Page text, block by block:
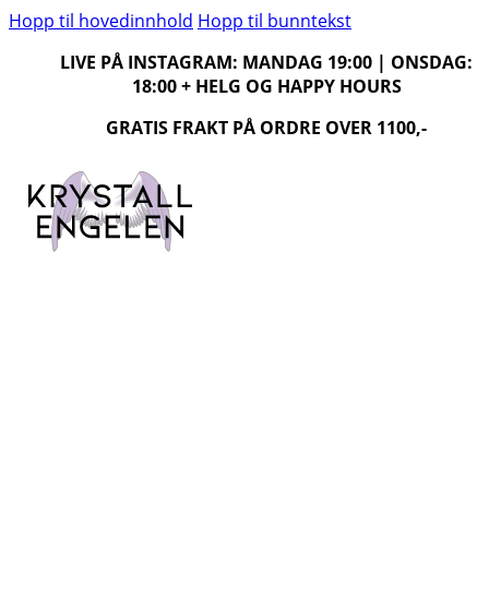
Hopp til hovedinnhold Hopp til bunntekst
LIVE PÅ INSTAGRAM: MANDAG 19:00 | ONSDAG:
18:00 + HELG OG HAPPY HOURS
GRATIS FRAKT PÅ ORDRE OVER 1100,-